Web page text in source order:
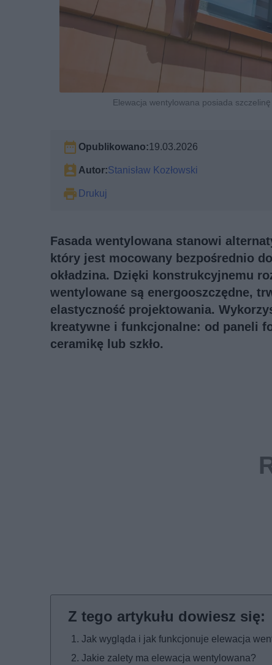
Elewacja wentylowana posiada
Opublikowano:19.03.2026
Autor:Stanisław Kozłowski
Drukuj
Fasada wentylowana stanowi
który jest mocowany bezpośrednio
okładzina. Dzięki konstrukcyjnemu
wentylowane są energooszczędne,
elastyczność projektowania.
kreatywne i funkcjonalne: od paneli
ceramikę lub szkło.
Jak wygląda i jak funkcjonuje elewacja
Jakie zalety ma elewacja wentylowana?